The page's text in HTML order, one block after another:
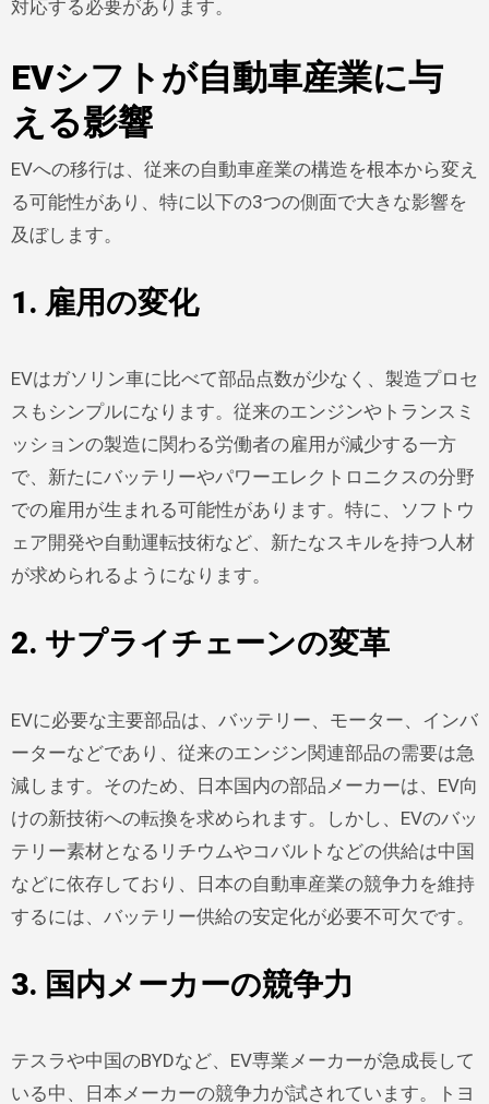
対応する必要があります。
EVシフトが自動車産業に与
える影響
EVへの移行は、従来の自動車産業の構造を根本から変え
る可能性があり、特に以下の3つの側面で大きな影響を
及ぼします。
1. 雇用の変化
EVはガソリン車に比べて部品点数が少なく、製造プロセ
スもシンプルになります。従来のエンジンやトランスミ
ッションの製造に関わる労働者の雇用が減少する一方
で、新たにバッテリーやパワーエレクトロニクスの分野
での雇用が生まれる可能性があります。特に、ソフトウ
ェア開発や自動運転技術など、新たなスキルを持つ人材
が求められるようになります。
2. サプライチェーンの変革
EVに必要な主要部品は、バッテリー、モーター、インバ
ーターなどであり、従来のエンジン関連部品の需要は急
減します。そのため、日本国内の部品メーカーは、EV向
けの新技術への転換を求められます。しかし、EVのバッ
テリー素材となるリチウムやコバルトなどの供給は中国
などに依存しており、日本の自動車産業の競争力を維持
するには、バッテリー供給の安定化が必要不可欠です。
3. 国内メーカーの競争力
テスラや中国のBYDなど、EV専業メーカーが急成長して
いる中、日本メーカーの競争力が試されています。トヨ